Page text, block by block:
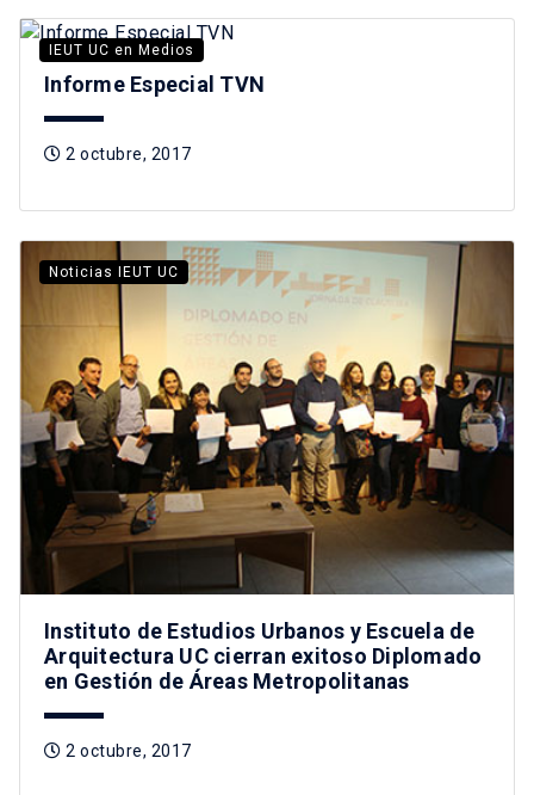
IEUT UC en Medios
Informe Especial TVN
2 octubre, 2017
Noticias IEUT UC
Instituto de Estudios Urbanos y Escuela de
Arquitectura UC cierran exitoso Diplomado
en Gestión de Áreas Metropolitanas
2 octubre, 2017